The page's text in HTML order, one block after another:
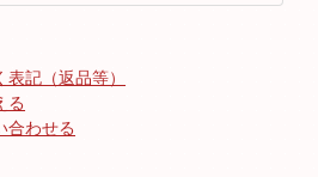
記（返品等）
る
合わせる